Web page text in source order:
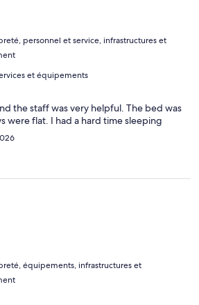
personnel et service, infrastructures et
et équipements
the staff was very helpful. The bed was
were flat. I had a hard time sleeping
équipements, infrastructures et